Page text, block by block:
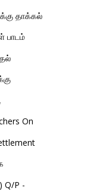
தாக்கல்
பாடம்
On
Q/P -